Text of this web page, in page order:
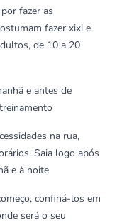
fazer as
fazer xixi e
de 10 a 20
e antes de
na rua,
Saia logo após
e à noite
confiná-los em
será o seu